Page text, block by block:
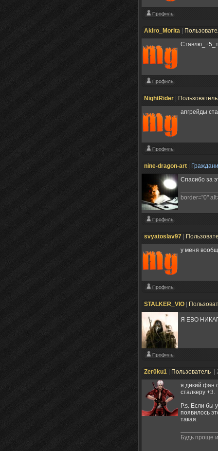
Akiro_Morita
NightRider
апгрейды
nine-dragon-art
Спасибо за
border="0"
svyatoslav97
у меня
STALKER_VIO
Я ЕВО
Zer0ku1 Пользователь
я дикий фан
сталкеру +3.
P.s. Если бы
появилось
такая.
Будь проще